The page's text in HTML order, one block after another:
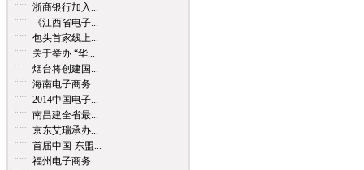
浙商银行加入...
《江西省电子...
包头首家线上...
关于举办 “华...
烟台将创建国...
海南电子商务...
2014中国电子...
南昌建全省最...
京东艾瑞承办...
首届中国-东盟...
福州电子商务...